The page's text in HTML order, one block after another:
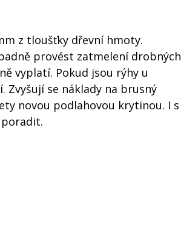
z tloušťky dřevní hmoty.
provést zatmelení drobných
vyplatí. Pokud jsou rýhy u
Zvyšují se náklady na brusný
novou podlahovou krytinou. I s